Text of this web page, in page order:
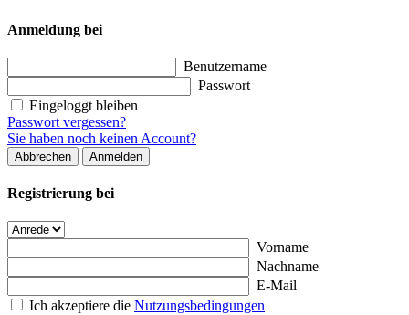
Anmeldung bei
Benutzername
Passwort
Eingeloggt bleiben
Passwort vergessen?
Sie haben noch keinen Account?
Abbrechen Anmelden
Registrierung bei
Vorname
Nachname
E-Mail
Ich akzeptiere die Nutzungsbedingungen